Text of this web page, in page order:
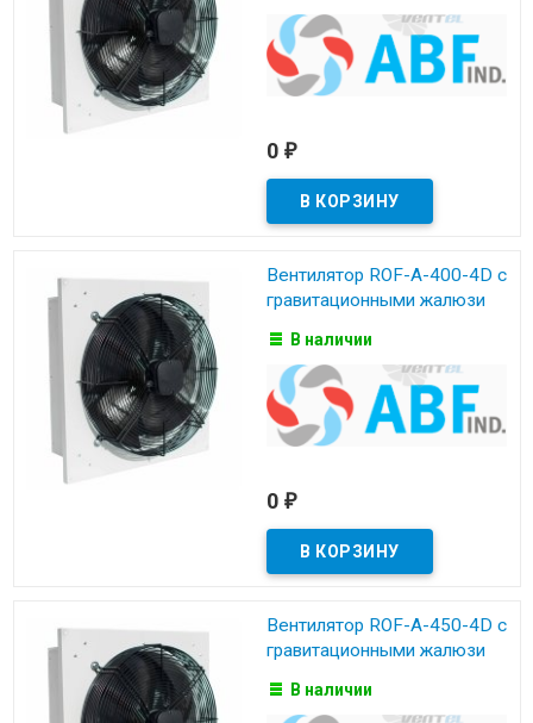
0 ₽
Вентилятор ROF-A-400-4D с
гравитационными жалюзи
В наличии
0 ₽
Вентилятор ROF-A-450-4D с
гравитационными жалюзи
В наличии